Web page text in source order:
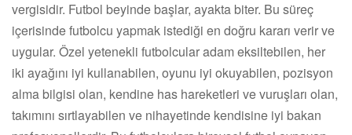
vergisidir. Futbol beyinde başlar, ayakta biter. Bu süreç
içerisinde futbolcu yapmak istediği en doğru kararı verir ve
uygular. Özel yetenekli futbolcular adam eksiltebilen, her
iki ayağını iyi kullanabilen, oyunu iyi okuyabilen, pozisyon
alma bilgisi olan, kendine has hareketleri ve vuruşları olan,
takımını sırtlayabilen ve nihayetinde kendisine iyi bakan